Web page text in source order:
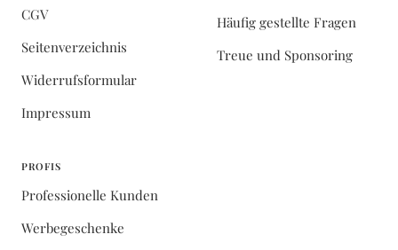
CGV
Seitenverzeichnis
Widerrufsformular
Impressum
Häufig gestellte Fragen
Treue und Sponsoring
PROFIS
Professionelle Kunden
Werbegeschenke